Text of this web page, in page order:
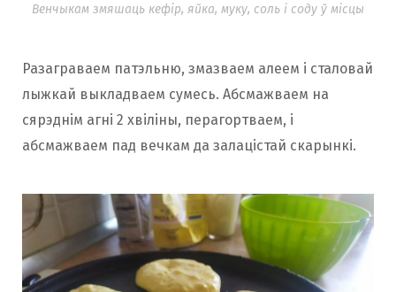
Венчыкам змяшаць кефір, яйка, муку, соль і соду ў місцы
Разаграваем патэльню, змазваем алеем і сталовай
лыжкай выкладваем сумесь. Абсмажваем на
сярэднім агні 2 хвіліны, перагортваем, і
абсмажваем пад вечкам да залацістай скарынкі.